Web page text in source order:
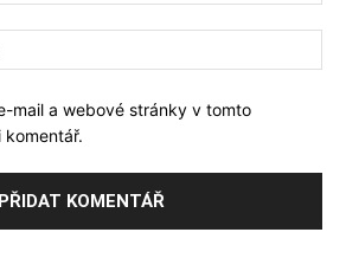
mail a webové stránky v tomto